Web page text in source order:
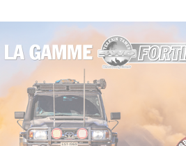
nocturnes simple optique 1 x 55